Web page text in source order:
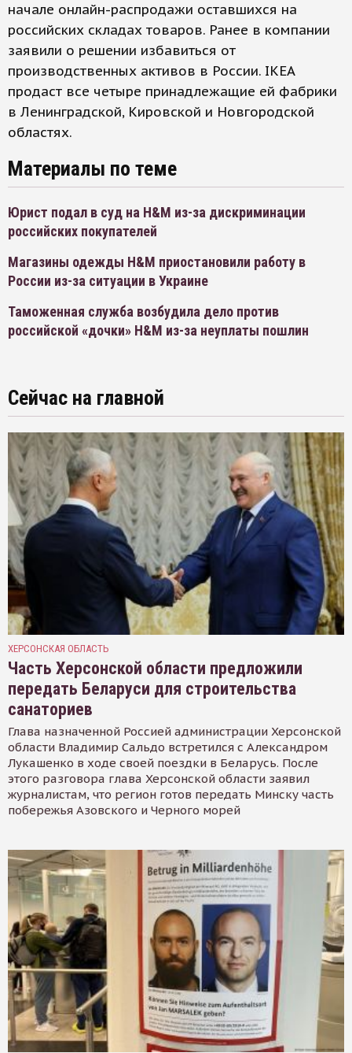
начале онлайн-распродажи оставшихся на
российских складах товаров. Ранее в компании
заявили о решении избавиться от
производственных активов в России. IKEA
продаст все четыре принадлежащие ей фабрики
в Ленинградской, Кировской и Новгородской
областях.
Материалы по теме
Юрист подал в суд на H&M из-за дискриминации
российских покупателей
Магазины одежды H&M приостановили работу в
России из-за ситуации в Украине
Таможенная служба возбудила дело против
российской «дочки» H&M из-за неуплаты пошлин
Сейчас на главной
ХЕРСОНСКАЯ ОБЛАСТЬ
Часть Херсонской области предложили
передать Беларуси для строительства
санаториев
Глава назначенной Россией администрации Херсонской
области Владимир Сальдо встретился с Александром
Лукашенко в ходе своей поездки в Беларусь. После
этого разговора глава Херсонской области заявил
журналистам, что регион готов передать Минску часть
побережья Азовского и Черного морей